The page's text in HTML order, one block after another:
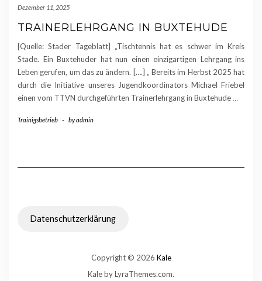
Dezember 11, 2025
TRAINERLEHRGANG IN BUXTEHUDE
[Quelle: Stader Tageblatt] „Tischtennis hat es schwer im Kreis
Stade. Ein Buxtehuder hat nun einen einzigartigen Lehrgang ins
Leben gerufen, um das zu ändern. [….] „ Bereits im Herbst 2025 hat
durch die Initiative unseres Jugendkoordinators Michael Friebel
einen vom TTVN durchgeführten Trainerlehrgang in Buxtehude…
Trainigsbetrieb - byadmin
Datenschutzerklärung
Copyright © 2026 Kale
Kaleby LyraThemes.com.